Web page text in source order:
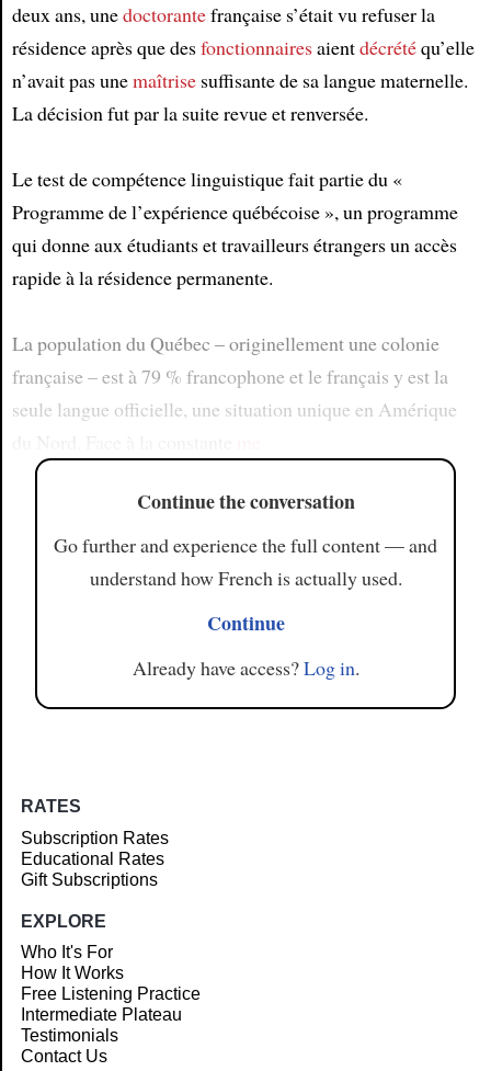
deux ans, unedoctorantefrançaise s’était vu refuser la
résidence après que desfonctionnairesaientdécrétéqu’elle
n’avait pas unemaîtrisesuffisante de sa langue maternelle.
La décision fut par la suite revue et renversée.
Le test de compétence linguistique fait partie du «
Programme de l’expérience québécoise », un programme
qui donne aux étudiants et travailleurs étrangers un accès
rapide à la résidence permanente.
La population du Québec – originellement une colonie
française – est à 79 % francophone et le français y est la
seule langue officielle, une situation unique en Amérique
Continue the conversation
Go further and experience the full content — and
understand how French is actually used.
Continue
Already have access?Log in.
RATES
Subscription Rates
Educational Rates
Gift Subscriptions
EXPLORE
Who It's For
How It Works
Free Listening Practice
Intermediate Plateau
Testimonials
Contact Us